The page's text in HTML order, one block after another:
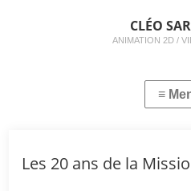
CLÉO
ANIMATION 2D /
Les 20 ans de la